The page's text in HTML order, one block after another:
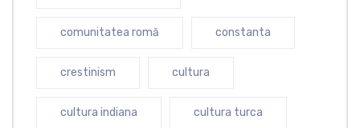
comunitatea romă constanta
crestinism cultura
cultura indiana cultura turca